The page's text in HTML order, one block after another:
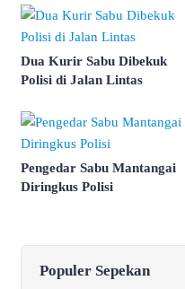
Dua Kurir Sabu Dibekuk
Polisi di Jalan Lintas
Pengedar Sabu Mantangai
Diringkus Polisi
Populer Sepekan